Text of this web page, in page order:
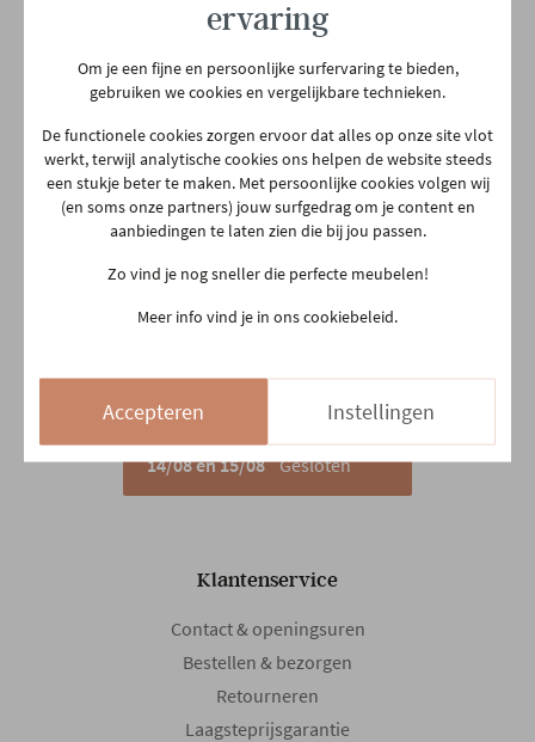
Gewicht 58 kg
Aarschotsesteenweg 151
2500 Lier
03 480 42 26
Ma
10:00 - 18:30
Di
10:00 - 18:30
Woe
10:00 - 18:30
Do
Gesloten
Vr
10:00 - 18:30
Zo
13:30 - 18:00
14/08 en 15/08 Gesloten
Klantenservice
Contact & openingsuren
Bestellen & bezorgen
Retourneren
Laagsteprijsgarantie
ervaring
Om je een fijne en persoonlijke surfervaring te bieden,
gebruiken we cookies en vergelijkbare technieken.
De functionele cookies zorgen ervoor dat alles op onze site vlot
werkt, terwijl analytische cookies ons helpen de website steeds
een stukje beter te maken. Met persoonlijke cookies volgen wij
(en soms onze partners) jouw surfgedrag om je content en
aanbiedingen te laten zien die bij jou passen.
Zo vind je nog sneller die perfecte meubelen!
Meer info vind je in ons cookiebeleid.
Accepteren Instellingen